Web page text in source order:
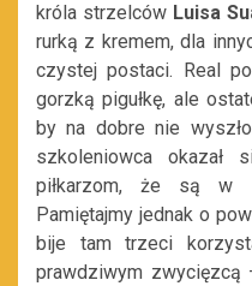
króla strzelców Luisa
rurką z kremem, dla
czystej postaci. Real
gorzką pigułkę, ale
by na dobre nie
szkoleniowca okazał
piłkarzom, że są w
Pamiętajmy jednak o
bije tam trzeci
prawdziwym